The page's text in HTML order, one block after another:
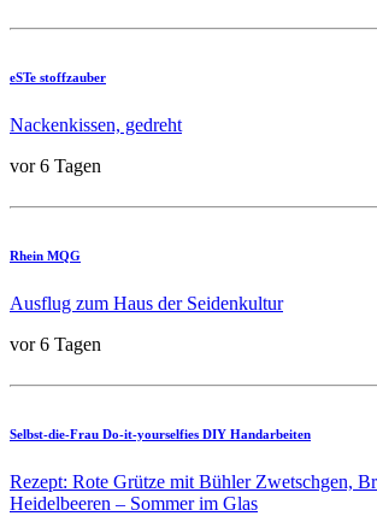
eSTe stoffzauber
Nackenkissen, gedreht
vor 6 Tagen
Rhein MQG
Ausflug zum Haus der Seidenkultur
vor 6 Tagen
Selbst-die-Frau Do-it-yourselfies DIY Handarbeiten
Rezept: Rote Grütze mit Bühler Zwetschgen,
Heidelbeeren – Sommer im Glas